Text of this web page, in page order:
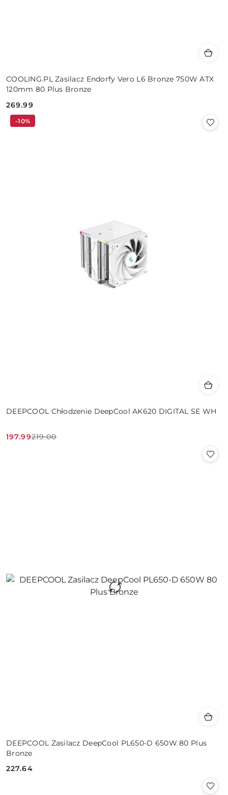
COOLING.PL Zasilacz Endorfy Vero L6 Bronze 750W ATX
120mm 80 Plus Bronze
Cena:
269.99
DEEPCOOL Chłodzenie DeepCool AK620 DIGITAL SE WH
Cena
197.99
Cena
219.00
-10%
DEEPCOOL Zasilacz DeepCool PL650-D 650W 80 Plus
Bronze
Cena:
227.64